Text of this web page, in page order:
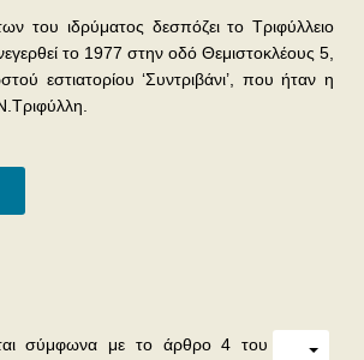
του ιδρύματος δεσπόζει το Τριφύλλειο
το 1977 στην οδό Θεμιστοκλέους 5,
εστιατορίου ‘Συντριβάνι’, που ήταν η
σύμφωνα με το άρθρο 4 του